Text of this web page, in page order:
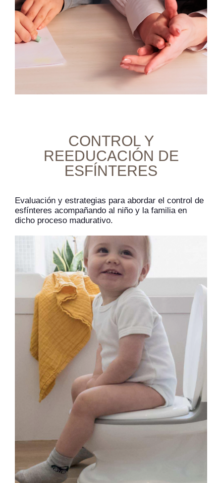
CONTROL Y
REEDUCACIÓN DE
ESFÍNTERES
Evaluación y estrategias para abordar el control de
esfínteres acompañando al niño y la familia en
dicho proceso madurativo.